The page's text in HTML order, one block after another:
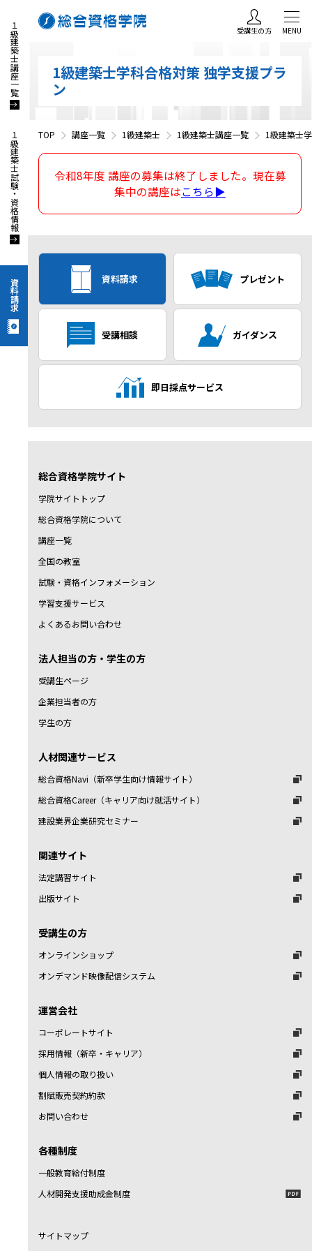
１級建築士講座一覧
１級建築士試験・資格情報
資料請求
受講生の方 MENU
1級建築士学科合格対策 独学支援プラ
ン
TOP 講座一覧 1級建築士 1級建築士講座一覧 1級建築士
令和8年度 講座の募集は終了しました。現在募
集中の講座はこちら▶
資料請求 プレゼント
受講相談 ガイダンス
即日採点サービス
総合資格学院サイト
学院サイトトップ
総合資格学院について
講座一覧
全国の教室
試験・資格インフォメーション
学習支援サービス
よくあるお問い合わせ
法人担当の方・学生の方
受講生ページ
企業担当者の方
学生の方
人材関連サービス
総合資格Navi（新卒学生向け情報サイト）
総合資格Career（キャリア向け就活サイト）
建設業界企業研究セミナー
関連サイト
法定講習サイト
出版サイト
受講生の方
オンラインショップ
オンデマンド映像配信システム
運営会社
コーポレートサイト
採用情報（新卒・キャリア）
個人情報の取り扱い
割賦販売契約約款
お問い合わせ
各種制度
一般教育給付制度
人材開発支援助成金制度
サイトマップ